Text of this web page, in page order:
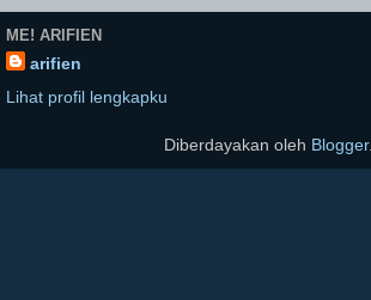
ME! ARIFIEN
arifien
Lihat profil lengkapku
Diberdayakan oleh Blogger.